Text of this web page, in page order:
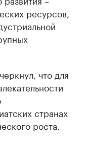
ресурсов,
что для
странах
роста.